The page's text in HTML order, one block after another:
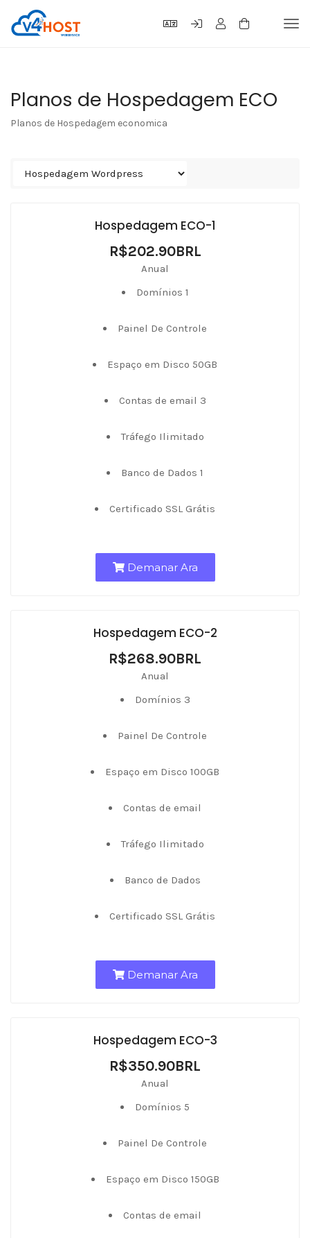
Planos de Hospedagem ECO
Planos de Hospedagem economica
Hospedagem ECO-1
R$202.90BRL
Anual
Domínios 1
Painel De Controle
Espaço em Disco 50GB
Contas de email 3
Tráfego Ilimitado
Banco de Dados 1
Certificado SSL Grátis
Demanar Ara
Hospedagem ECO-2
R$268.90BRL
Anual
Domínios 3
Painel De Controle
Espaço em Disco 100GB
Contas de email
Tráfego Ilimitado
Banco de Dados
Certificado SSL Grátis
Demanar Ara
Hospedagem ECO-3
R$350.90BRL
Anual
Domínios 5
Painel De Controle
Espaço em Disco 150GB
Contas de email